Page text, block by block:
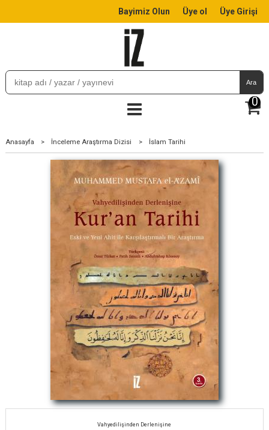
Bayimiz Olun Üye ol Üye Girişi
Ara
0
Anasayfa > İnceleme Araştırma Dizisi > İslam Tarihi
Vahyedilişinden Derlenişine